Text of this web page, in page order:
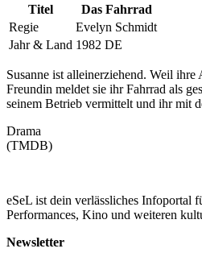
Titel
Das Fahrrad
Regie
Evelyn Schmidt
Jahr & Land 1982 DE
Susanne ist alleinerziehend. Weil
Freundin meldet sie ihr Fahrrad als
seinem Betrieb vermittelt und ihr mit
Drama
(TMDB)
eSeL ist dein verlässliches Infoportal
Performances, Kino und weiteren
Newsletter